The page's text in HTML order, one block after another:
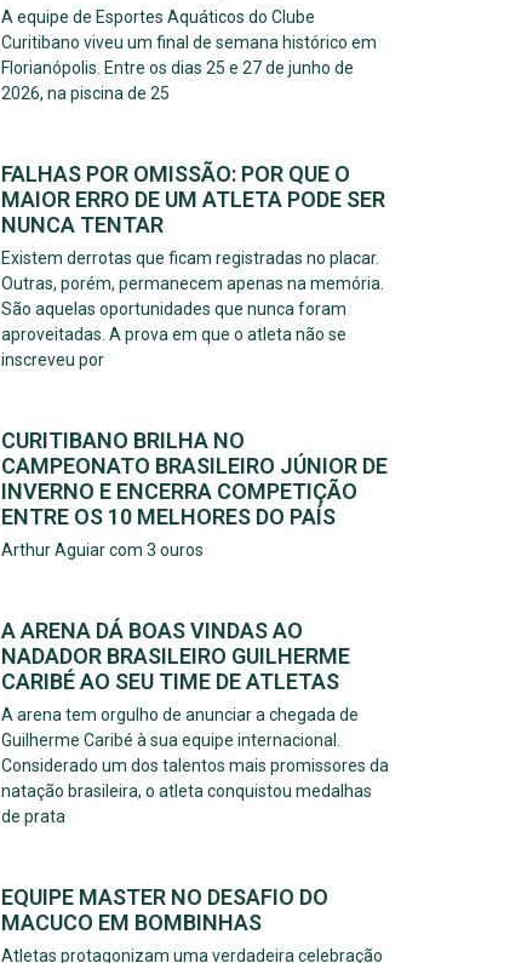
A equipe de Esportes Aquáticos do Clube
Curitibano viveu um final de semana histórico em
Florianópolis. Entre os dias 25 e 27 de junho de
2026, na piscina de 25
FALHAS POR OMISSÃO: POR QUE O
MAIOR ERRO DE UM ATLETA PODE SER
NUNCA TENTAR
Existem derrotas que ficam registradas no placar.
Outras, porém, permanecem apenas na memória.
São aquelas oportunidades que nunca foram
aproveitadas. A prova em que o atleta não se
inscreveu por
CURITIBANO BRILHA NO
CAMPEONATO BRASILEIRO JÚNIOR DE
INVERNO E ENCERRA COMPETIÇÃO
ENTRE OS 10 MELHORES DO PAÍS
Arthur Aguiar com 3 ouros
A ARENA DÁ BOAS VINDAS AO
NADADOR BRASILEIRO GUILHERME
CARIBÉ AO SEU TIME DE ATLETAS
A arena tem orgulho de anunciar a chegada de
Guilherme Caribé à sua equipe internacional.
Considerado um dos talentos mais promissores da
natação brasileira, o atleta conquistou medalhas
de prata
EQUIPE MASTER NO DESAFIO DO
MACUCO EM BOMBINHAS
Atletas protagonizam uma verdadeira celebração